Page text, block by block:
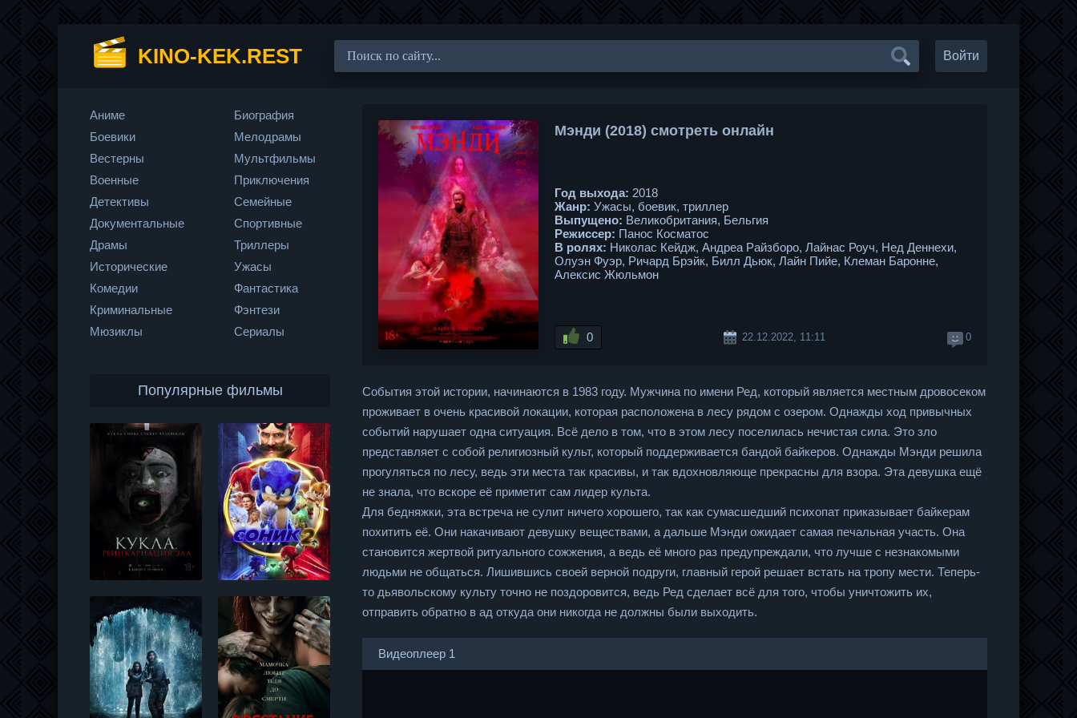
KINO-KEK.REST Войти
Мэнди (2018) смотреть онлайн
Год выхода: 2018
Жанр: Ужасы, боевик, триллер
Выпущено: Великобритания, Бельгия
Режиссер: Панос Косматос
В ролях: Николас Кейдж, Андреа Райзборо, Лайнас Роуч, Нед Деннехи,
Олуэн Фуэр, Ричард Брэйк, Билл Дьюк, Лайн Пийе, Клеман Баронне,
Алексис Жюльмон
0 22.12.2022, 11:11 0
События этой истории, начинаются в 1983 году. Мужчина по имени Ред, который является местным дровосеком
проживает в очень красивой локации, которая расположена в лесу рядом с озером. Однажды ход привычных
событий нарушает одна ситуация. Всё дело в том, что в этом лесу поселилась нечистая сила. Это зло
представляет с собой религиозный культ, который поддерживается бандой байкеров. Однажды Мэнди решила
прогуляться по лесу, ведь эти места так красивы, и так вдохновляюще прекрасны для взора. Эта девушка ещё
не знала, что вскоре её приметит сам лидер культа.
Для бедняжки, эта встреча не сулит ничего хорошего, так как сумасшедший психопат приказывает байкерам
похитить её. Они накачивают девушку веществами, а дальше Мэнди ожидает самая печальная участь. Она
становится жертвой ритуального сожжения, а ведь её много раз предупреждали, что лучше с незнакомыми
людьми не общаться. Лишившись своей верной подруги, главный герой решает встать на тропу мести. Теперь-
то дьявольскому культу точно не поздоровится, ведь Ред сделает всё для того, чтобы уничтожить их,
отправить обратно в ад откуда они никогда не должны были выходить.
Видеоплеер 1
Аниме
Боевики
Вестерны
Военные
Детективы
Документальные
Драмы
Исторические
Комедии
Криминальные
Мюзиклы
Биография
Мелодрамы
Мультфильмы
Приключения
Семейные
Спортивные
Триллеры
Ужасы
Фантастика
Фэнтези
Сериалы
Популярные фильмы